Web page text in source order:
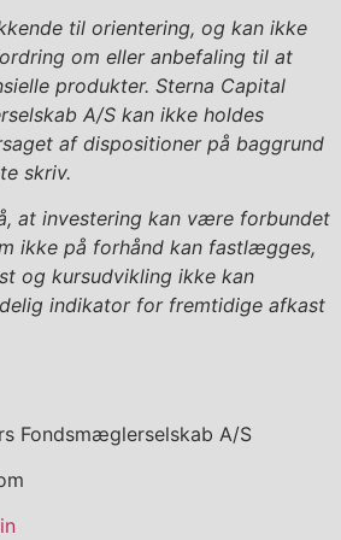
til orientering, og kan ikke
om eller anbefaling til at
produkter. Sterna Capital
A/S kan ikke holdes
af dispositioner på baggrund
skriv.
at investering kan være forbundet
ikke på forhånd kan fastlægges,
og kursudvikling ikke kan
indikator for fremtidige afkast
Fondsmæglerselskab A/S